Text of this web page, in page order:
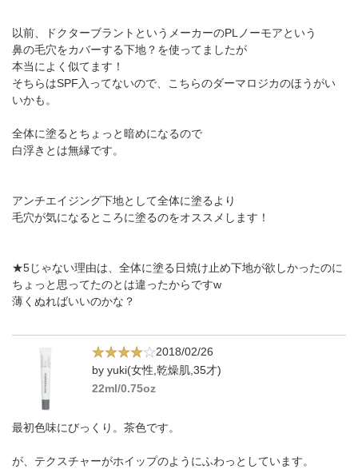
以前、ドクターブラントというメーカーのPLノーモアという
鼻の毛穴をカバーする下地？を使ってましたが
本当によく似てます！
そちらはSPF入ってないので、こちらのダーマロジカのほうがい
いかも。
全体に塗るとちょっと暗めになるので
白浮きとは無縁です。
アンチエイジング下地として全体に塗るより
毛穴が気になるところに塗るのをオススメします！
★5じゃない理由は、全体に塗る日焼け止め下地が欲しかったのに
ちょっと思ってたのとは違ったからですw
薄くぬればいいのかな？
2018/02/26
by yuki(女性,乾燥肌,35才)
22ml/0.75oz
最初色味にびっくり。茶色です。
が、テクスチャーがホイップのようにふわっとしています。